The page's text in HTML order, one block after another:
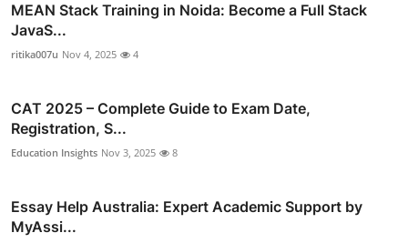
MEAN Stack Training in Noida: Become a Full Stack
JavaS...
ritika007u Nov 4, 2025 4
CAT 2025 – Complete Guide to Exam Date,
Registration, S...
Education Insights Nov 3, 2025 8
Essay Help Australia: Expert Academic Support by
MyAssi...